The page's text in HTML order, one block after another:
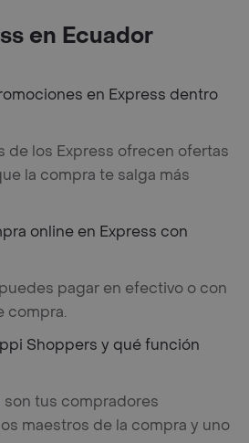
en Ecuador
en Express dentro
de los Express ofrecen ofertas
la compra te salga más
online en Express con
pagar en efectivo o con
compra.
Shoppers y qué función
son tus compradores
maestros de la compra y uno